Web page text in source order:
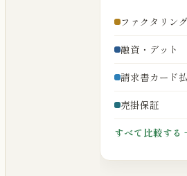
ファクタリング
融資・デット
請求書カード
売掛保証
すべて比較す